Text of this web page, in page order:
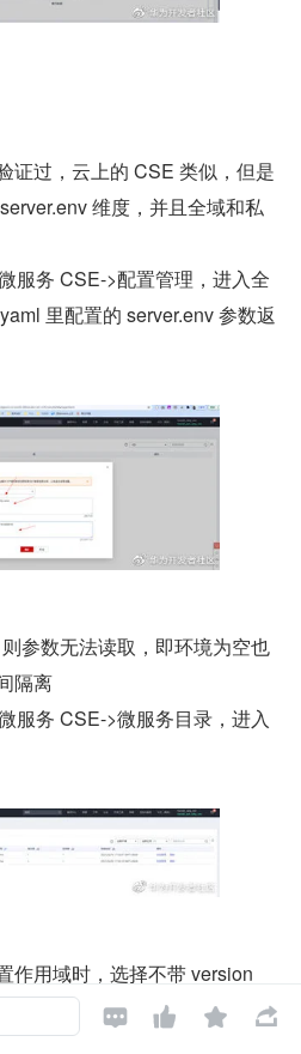
证过，云上的 CSE 类似，但是
维度，并且全域和私
服务 CSE->配置管理，进入全
里配置的 server.env 参数返
参数无法读取，即环境为空也
隔离
服务 CSE->微服务目录，进入
作用域时，选择不带 version
   